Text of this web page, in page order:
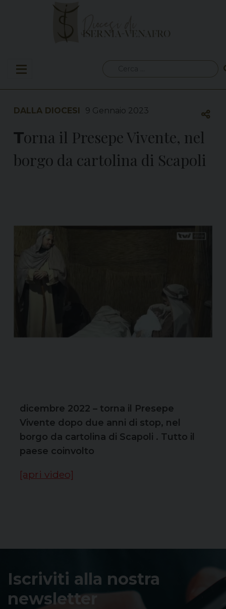
per:
DALLA DIOCESI 9 Gennaio 2023
𝗧orna il Presepe Vivente, nel
borgo da cartolina di Scapoli
dicembre 2022 – torna il Presepe
Vivente dopo due anni di stop, nel
borgo da cartolina di Scapoli . Tutto il
paese coinvolto
[apri video]
Iscriviti alla nostra
newsletter